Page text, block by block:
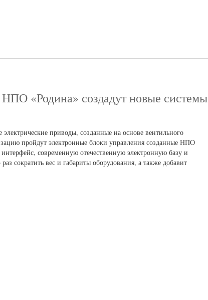
«Родина» создадут новые системы
приводы, созданные на основе вентильного
пройдут электронные блоки управления созданные НПО
современную отечественную электронную базу и
сократить вес и габариты оборудования, а также добавит